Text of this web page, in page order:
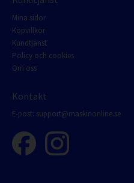
Mina sidor
Köpvillkor
Kundtjänst
Policy och cookies
Om oss
Kontakt
E-post: support@maskinonline.se